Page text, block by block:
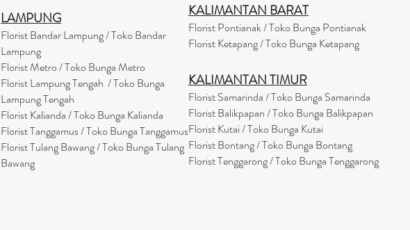
LAMPUNG
Florist Bandar Lampung / Toko Bandar
Lampung
Florist Metro / Toko Bunga Metro
Florist Lampung Tengah / Toko Bunga
Lampung Tengah
Florist Kalianda / Toko Bunga Kalianda
Florist Tanggamus / Toko Bunga Tanggamus
Florist Tulang Bawang / Toko Bunga Tulang
Bawang
KALIMANTAN BARAT
Florist Pontianak / Toko Bunga Pontianak
Florist Ketapang / Toko Bunga Ketapang
KALIMANTAN TIMUR
Florist Samarinda / Toko Bunga Samarinda
Florist Balikpapan / Toko Bunga Balikpapan
Florist Kutai / Toko Bunga Kutai
Florist Bontang / Toko Bunga Bontang
Florist Tenggarong / Toko Bunga Tenggarong